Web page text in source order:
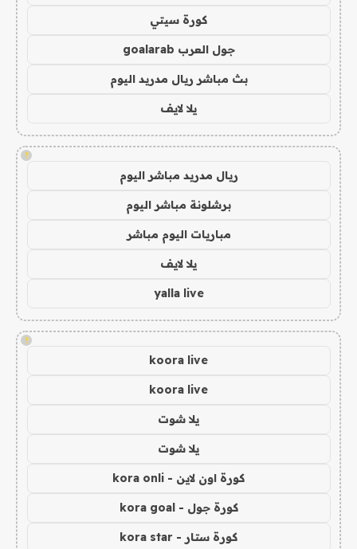
كورة سيتي
جول العرب goalarab
بث مباشر ريال مدريد اليوم
يلا لايف
!
ريال مدريد مباشر اليوم
برشلونة مباشر اليوم
مباريات اليوم مباشر
يلا لايف
yalla live
!
koora live
koora live
يلا شوت
يلا شوت
كورة اون لاين - kora onli
كورة جول - kora goal
كورة ستار - kora star